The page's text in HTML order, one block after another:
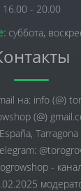
16.00 - 20.00
суббота,
на: info (@)
(@)
Tarragona
-